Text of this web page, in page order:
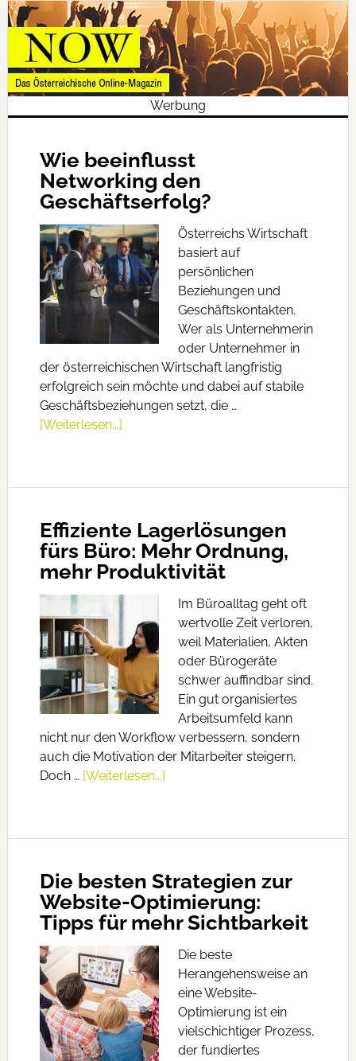
Werbung
Wie beeinflusst
Networking den
Geschäftserfolg?
Österreichs Wirtschaft
basiert auf
persönlichen
Beziehungen und
Geschäftskontakten.
Wer als Unternehmerin
oder Unternehmer in
der österreichischen Wirtschaft langfristig
erfolgreich sein möchte und dabei auf stabile
Geschäftsbeziehungen setzt, die …
[Weiterlesen...]
Effiziente Lagerlösungen
fürs Büro: Mehr Ordnung,
mehr Produktivität
Im Büroalltag geht oft
wertvolle Zeit verloren,
weil Materialien, Akten
oder Bürogeräte
schwer auffindbar sind.
Ein gut organisiertes
Arbeitsumfeld kann
nicht nur den Workflow verbessern, sondern
auch die Motivation der Mitarbeiter steigern.
Doch … [Weiterlesen...]
Die besten Strategien zur
Website-Optimierung:
Tipps für mehr Sichtbarkeit
Die beste
Herangehensweise an
eine Website-
Optimierung ist ein
vielschichtiger Prozess,
der fundiertes